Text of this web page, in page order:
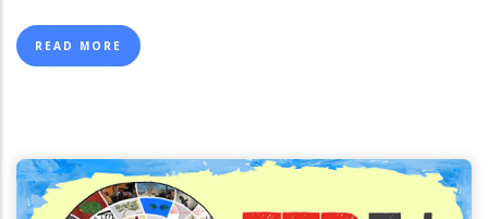
နှင့် တိုးမြှင့်အရေးယူ ဆောင်ရွက်မှုမပြုလုပ်ရန် တောင်းဆိုခြင်းခံ
ရသည့်နိုင်ငံနှင့် ဒေသများ (enhanced due diligence (EDD) –
ခြင်းမဟုတ်ဘဲ EDD ကိုပိုမိုဆောင်ရွက်ရန်သာ စာရင်းတွင်
ထည့်သွင်းခံခဲ့ရပါသည်။
READ MORE